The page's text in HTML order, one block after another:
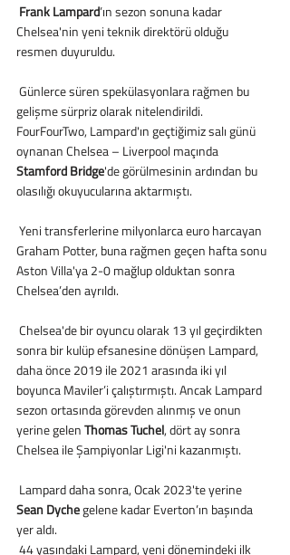
Frank Lampard’ın sezon sonuna kadar
Chelsea'nin yeni teknik direktörü olduğu
resmen duyuruldu.
gelişme sürpriz olarak nitelendirildi.
FourFourTwo, Lampard'ın geçtiğimiz salı günü
oynanan Chelsea – Liverpool maçında
Stamford Bridge'de görülmesinin ardından bu
olasılığı okuyucularına aktarmıştı.
Graham Potter, buna rağmen geçen hafta sonu
Aston Villa'ya 2-0 mağlup olduktan sonra
Chelsea’den ayrıldı.
sonra bir kulüp efsanesine dönüşen Lampard,
daha önce 2019 ile 2021 arasında iki yıl
boyunca Maviler’i çalıştırmıştı. Ancak Lampard
sezon ortasında görevden alınmış ve onun
yerine gelen Thomas Tuchel, dört ay sonra
Chelsea ile Şampiyonlar Ligi'ni kazanmıştı.
Lampard daha sonra, Ocak 2023'te yerine
Sean Dyche gelene kadar Everton’ın başında
yer aldı.